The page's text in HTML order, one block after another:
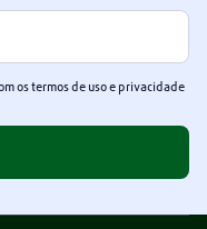
os termos de uso e privacidade